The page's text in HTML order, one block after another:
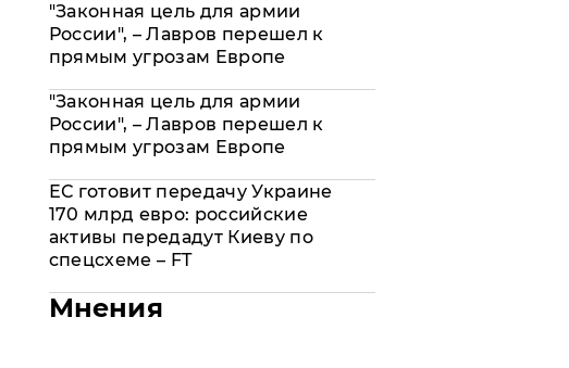
"Законная цель для армии
России", – Лавров перешел к
прямым угрозам Европе
"Законная цель для армии
России", – Лавров перешел к
прямым угрозам Европе
ЕС готовит передачу Украине
170 млрд евро: российские
активы передадут Киеву по
спецсхеме – FT
Мнения